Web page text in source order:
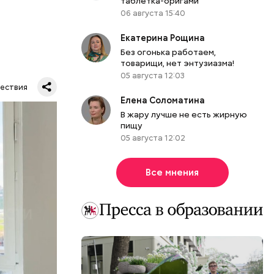
в
06 августа 15:40
Екатерина Рощина
Без огонька работаем,
товарищи, нет энтузиазма!
05 августа 12:03
Елена Соломатина
В жару лучше не есть жирную
пищу
05 августа 12:02
Все мнения